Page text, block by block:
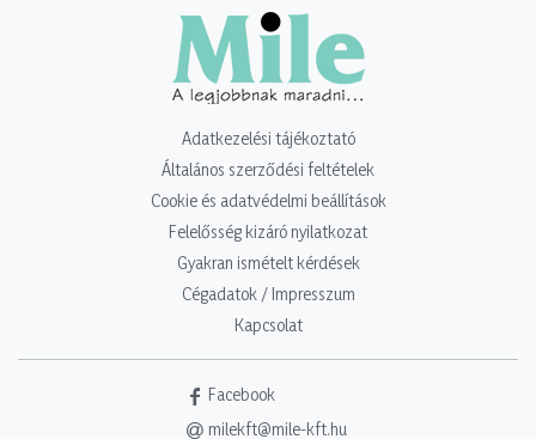
Adatkezelési tájékoztató
Általános szerződési feltételek
Cookie és adatvédelmi beállítások
Felelősség kizáró nyilatkozat
Gyakran ismételt kérdések
Cégadatok / Impresszum
Kapcsolat
Facebook
milekft@mile-kft.hu